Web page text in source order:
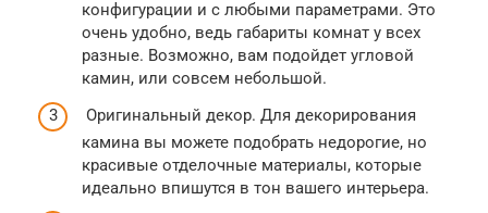
конфигурации и с любыми параметрами. Это
очень удобно, ведь габариты комнат у всех
разные. Возможно, вам подойдет угловой
камин, или совсем небольшой.
Оригинальный декор. Для декорирования
камина вы можете подобрать недорогие, но
красивые отделочные материалы, которые
идеально впишутся в тон вашего интерьера.